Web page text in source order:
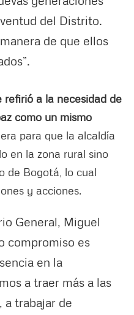
del Distrito.
de que ellos
refirió a la necesidad de
como un mismo
para que la alcaldía
en la zona rural sino
de Bogotá, lo cual
y acciones.
General, Miguel
compromiso es
en la
a traer más a las
a trabajar de